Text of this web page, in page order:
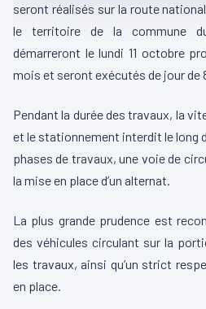
seront réalisés sur la route
le territoire de la commune
démarreront le lundi 11 octobre
mois et seront exécutés de jour de
Pendant la durée des travaux, la
et le stationnement interdit le long
phases de travaux, une voie de
la mise en place d’un alternat.
La plus grande prudence est
des véhicules circulant sur la
les travaux, ainsi qu’un strict
en place.